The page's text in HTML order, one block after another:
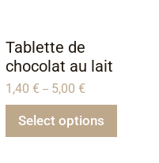
Tablette de
chocolat au lait
1,40 € – 5,00 €
Select options